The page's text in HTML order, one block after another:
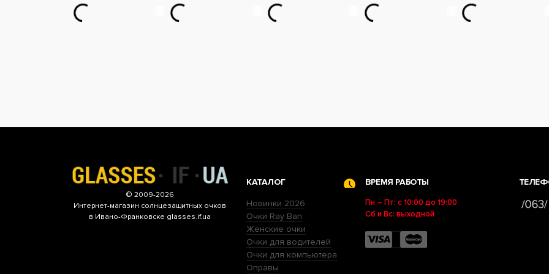
© 2009-2026
Интернет-магазин солнцезащитных очков
в Ивано-Франковске glasses.if.ua
КАТАЛОГ
Новинки 2026
Очки Ray Ban
Женские очки
Очки для водителей
Очки для компьютера
Оправы
ВРЕМЯ РАБОТЫ
Пн – Пт: с 10:00 до 19:00
Сб и Вс: выходной